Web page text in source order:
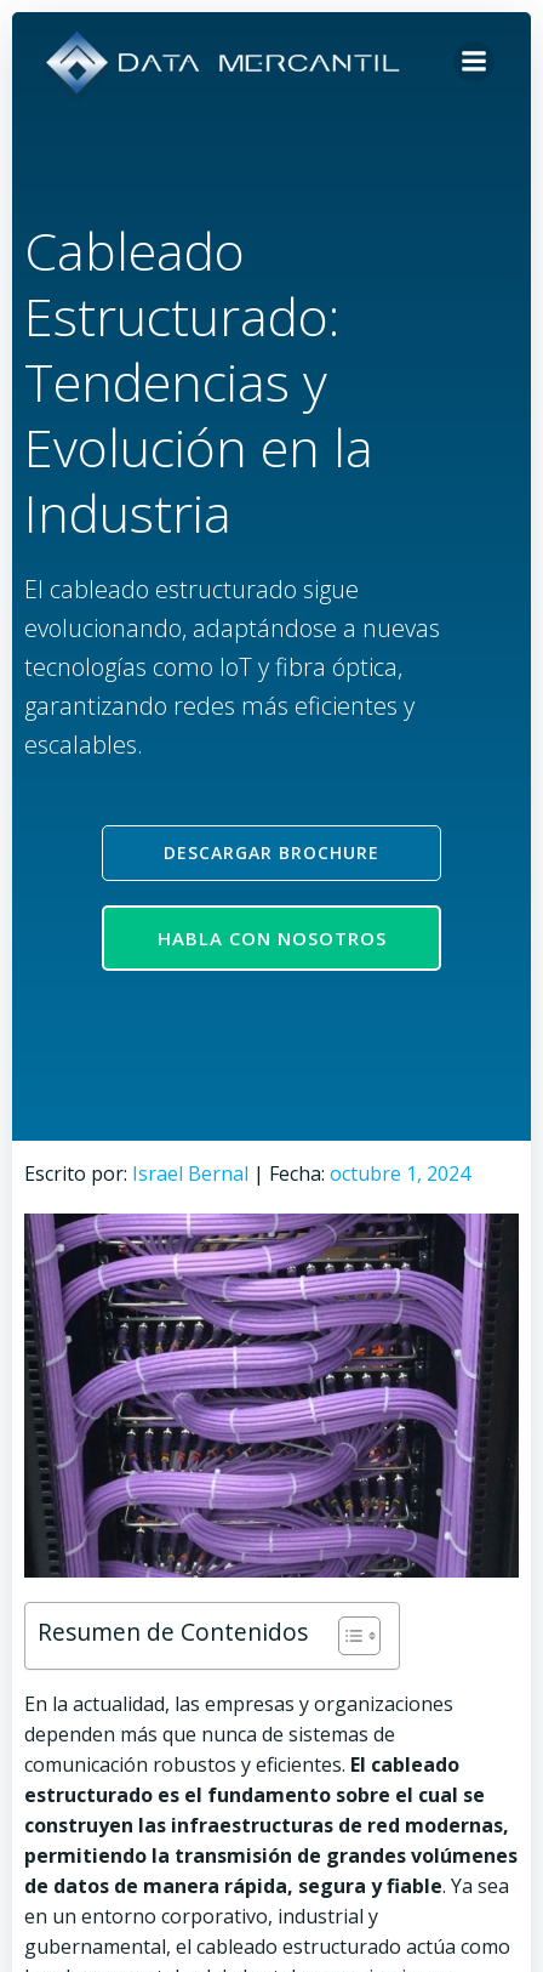
Saltar
contenido
Cableado
Estructurado:
Tendencias y
Evolución en la
Industria
El cableado estructurado sigue
evolucionando, adaptándose a nuevas
tecnologías como IoT y fibra óptica,
garantizando redes más eficientes y
escalables.
DESCARGAR BROCHURE
HABLA CON NOSOTROS
Escrito por: Israel Bernal | Fecha: octubre 1, 2024
Resumen de Contenidos
En la actualidad, las empresas y organizaciones
dependen más que nunca de sistemas de
comunicación robustos y eficientes. El cableado
estructurado es el fundamento sobre el cual se
construyen las infraestructuras de red modernas,
permitiendo la transmisión de grandes volúmenes
de datos de manera rápida, segura y fiable. Ya sea
en un entorno corporativo, industrial y
gubernamental, el cableado estructurado actúa como